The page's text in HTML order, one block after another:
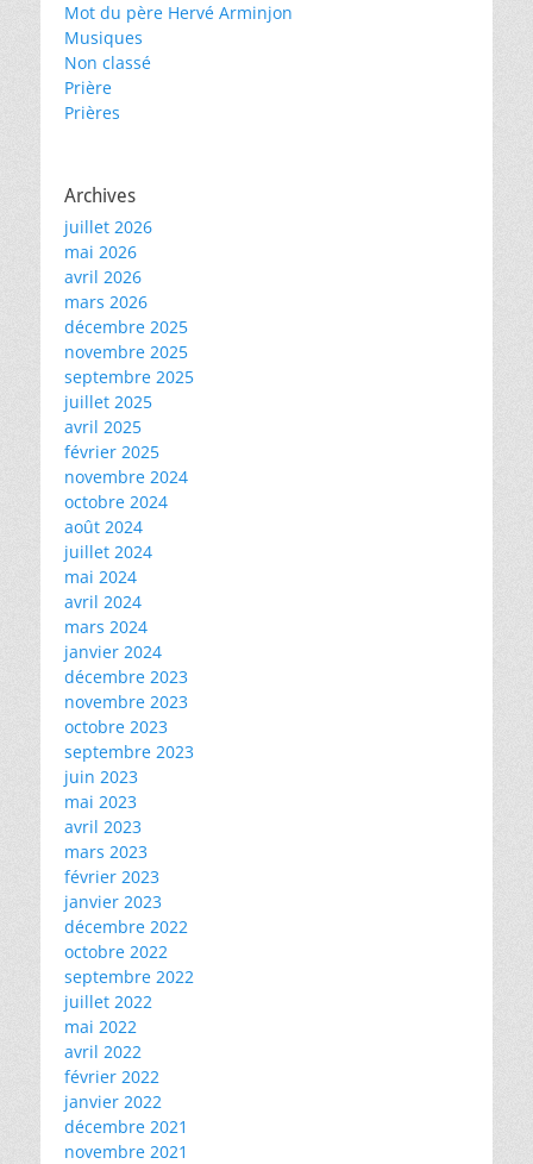
Mot du père Hervé Arminjon
Musiques
Non classé
Prière
Prières
Archives
juillet 2026
mai 2026
avril 2026
mars 2026
décembre 2025
novembre 2025
septembre 2025
juillet 2025
avril 2025
février 2025
novembre 2024
octobre 2024
août 2024
juillet 2024
mai 2024
avril 2024
mars 2024
janvier 2024
décembre 2023
novembre 2023
octobre 2023
septembre 2023
juin 2023
mai 2023
avril 2023
mars 2023
février 2023
janvier 2023
décembre 2022
octobre 2022
septembre 2022
juillet 2022
mai 2022
avril 2022
février 2022
janvier 2022
décembre 2021
novembre 2021